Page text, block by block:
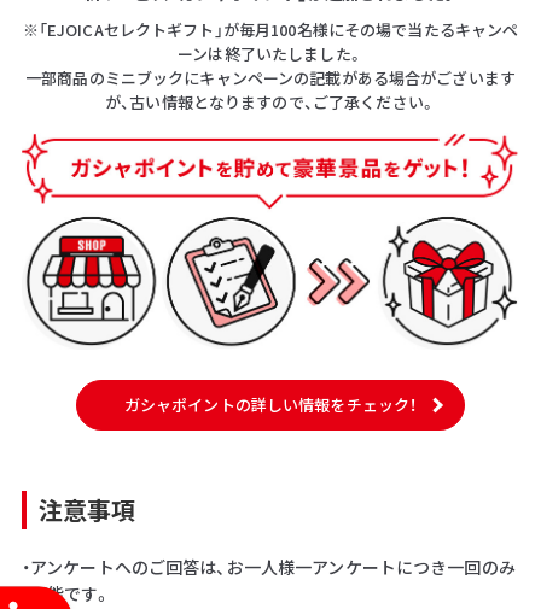
※「EJOICAセレクトギフト」が毎月100名様にその場で当たるキャンペ
ーンは終了いたしました。
一部商品のミニブックにキャンペーンの記載がある場合がございます
が、古い情報となりますので、ご了承ください。
ガシャポイントの詳しい情報をチェック！
注意事項
・アンケートへのご回答は、お一人様一アンケートにつき一回のみ
可能です。